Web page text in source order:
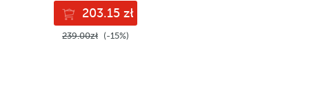
203.15 zł
239.00zł (-15%)